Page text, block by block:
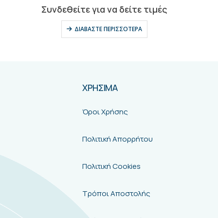
Συνδεθείτε για να δείτε τιμές
ΔΙΑΒΆΣΤΕ ΠΕΡΙΣΣΌΤΕΡΑ
ΧΡΗΣΙΜΑ
Όροι Χρήσης
Πολιτική Απορρήτου
Πολιτική Cookies
Τρόποι Αποστολής